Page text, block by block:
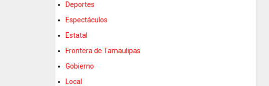
Deportes
Espectáculos
Estatal
Frontera de Tamaulipas
Gobierno
Local